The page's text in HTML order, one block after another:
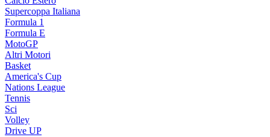
Supercoppa Italiana
Formula 1
Formula E
MotoGP
Altri Motori
Basket
America's Cup
Nations League
Tennis
Sci
Volley
Drive UP